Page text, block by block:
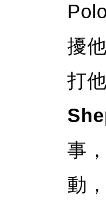
擾
打
事
動